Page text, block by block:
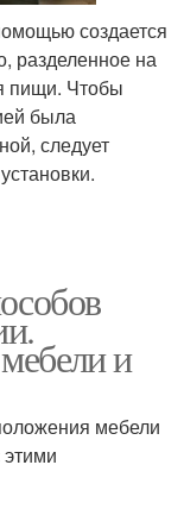
создается
разделенное на
пищи. Чтобы
была
следует
и
мебели